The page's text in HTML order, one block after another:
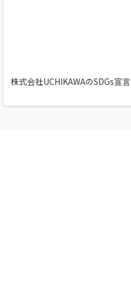
株式会社UCHIKAWAのSDGs宣言